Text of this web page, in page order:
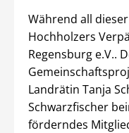
Während all
Hochholzers
Regensburg e.V..
Landrätin Tanja
Schwarzfischer
förderndes